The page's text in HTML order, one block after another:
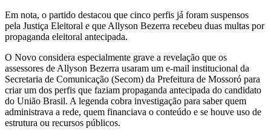
Em nota, o partido destacou que cinco perfis já foram suspensos
pela Justiça Eleitoral e que Allyson Bezerra recebeu duas multas por
propaganda eleitoral antecipada.
O Novo considera especialmente grave a revelação que os
assessores de Allyson Bezerra usaram um e-mail institucional da
Secretaria de Comunicação (Secom) da Prefeitura de Mossoró para
criar um dos perfis que faziam propaganda antecipada do candidato
do União Brasil. A legenda cobra investigação para saber quem
administrava a rede, quem financiava o conteúdo e se houve uso de
estrutura ou recursos públicos.